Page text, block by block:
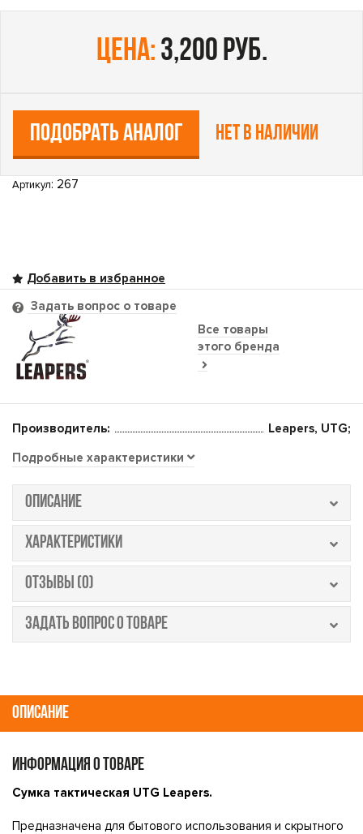
цена: 3,200 руб.
ПОДОБРАТЬ АНАЛОГ Нет в наличии
Артикул: 267
Все товары
этого бренда
Задать вопрос о товаре
Производитель:
Leapers, UTG;
Подробные характеристики
ОПИСАНИЕ
ХАРАКТЕРИСТИКИ
ОТЗЫВЫ (0)
ЗАДАТЬ ВОПРОС О ТОВАРЕ
ОПИСАНИЕ
ИНФОРМАЦИЯ О ТОВАРЕ
Сумка тактическая UTG Leapers.
Предназначена для бытового использования и скрытного